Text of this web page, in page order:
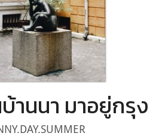
านนา มาอยู่กรุง